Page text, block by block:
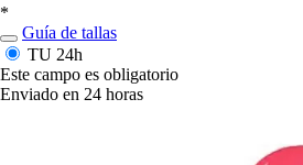
*
Guía de tallas
TU 24h
Este campo es obligatorio
Enviado en 24 horas